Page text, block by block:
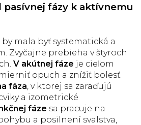
pasívnej fázy k aktívnemu
mala byť systematická a
Zvyčajne prebieha v štyroch
V akútnej fáze je cieľom
opuch a znížiť bolesť.
fáza, v ktorej sa zaraďujú
a izometrické
fáze sa pracuje na
a posilnení svalstva,